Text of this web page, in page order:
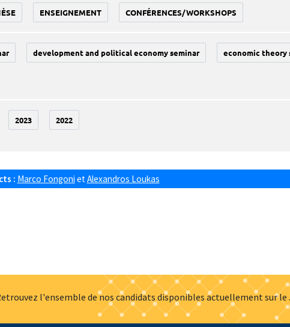
ENSEIGNEMENT CONFÉRENCES/WORKSHOPS
development and political economy seminar economic theory
2023 2022
: Marco Fongoni et Alexandros Loukas
l'ensemble de nos candidats disponibles actuellement sur